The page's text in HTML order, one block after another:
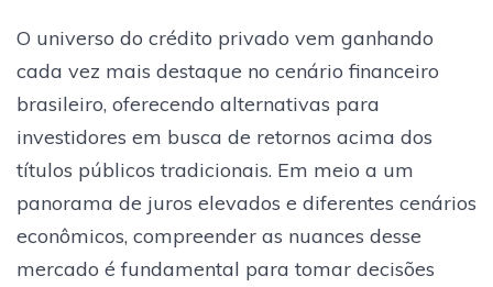
O universo do crédito privado vem ganhando
cada vez mais destaque no cenário financeiro
brasileiro, oferecendo alternativas para
investidores em busca de retornos acima dos
títulos públicos tradicionais. Em meio a um
panorama de juros elevados e diferentes cenários
econômicos, compreender as nuances desse
mercado é fundamental para tomar decisões